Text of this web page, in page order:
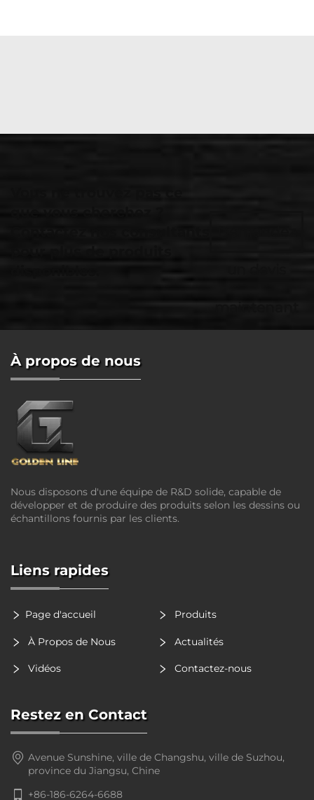
À propos de nous
Nous disposons d'une équipe de R&D solide, capable de
développer et de produire des produits selon les dessins ou
échantillons fournis par les clients.
Liens rapides
Page d'accueil Produits
À Propos de Nous Actualités
Vidéos Contactez-nous
Restez en Contact
Avenue Sunshine, ville de Changshu, ville de Suzhou,
province du Jiangsu, Chine
+86-186-6264-6688